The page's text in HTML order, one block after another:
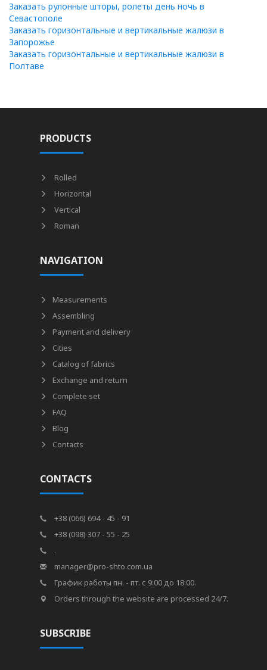
Заказать рулонные шторы, ролеты день ночь в
Севастополе
Заказать горизонтальные и вертикальные жалюзи в
Запорожье
Заказать горизонтальные и вертикальные жалюзи в
Полтаве
PRODUCTS
Rolled
Horizontal
Vertical
Roman
NAVIGATION
Measurements
Assembling
Payment and delivery
Cities
Catalog of fabrics
Exchange and return
Complete set
FAQ
Blog
Contacts
CONTACTS
+38 (066) 694 - 45 - 91
+38 (098) 307 - 55 - 25
.
manager@pro-shto.com.ua
График работы пн. - пт. с 9:00 до 18:00.
Orders through the website are processed 24/7.
SUBSCRIBE